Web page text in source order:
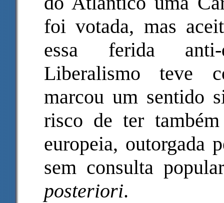
foi votada, mas
essa ferida anti-
Liberalismo teve
marcou um sentido
risco de ter
europeia, outorgada
sem consulta
posteriori.